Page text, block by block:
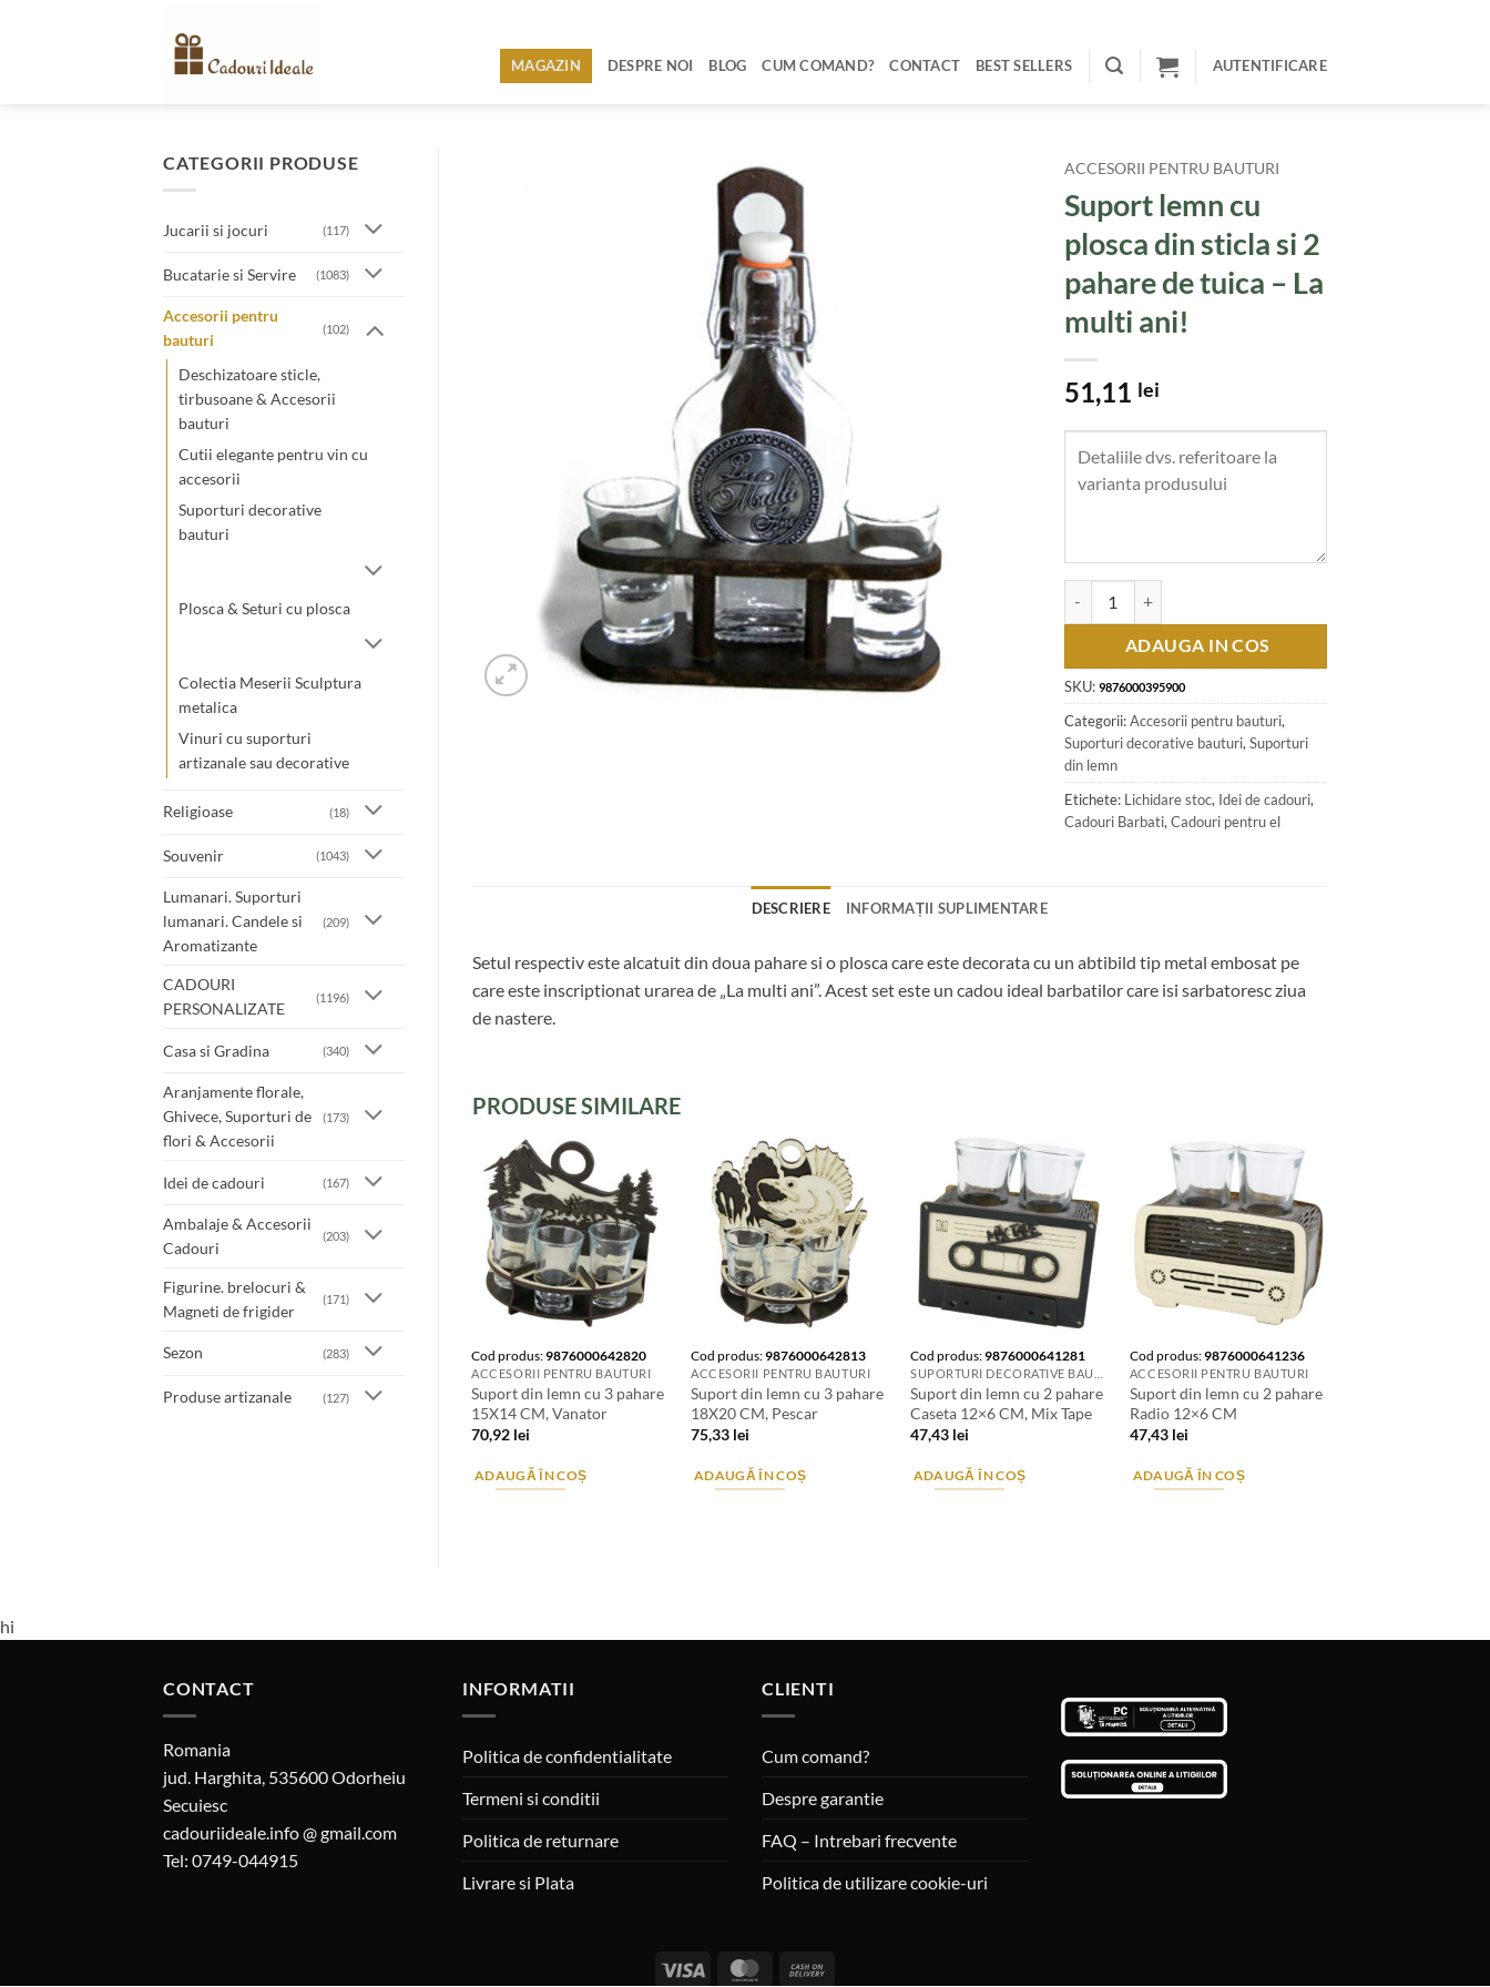
MAGAZIN DESPRE NOI BLOG CUM COMAND? CONTACT BEST SELLERS AUTENTIFICARE
CATEGORII PRODUSE
Jucarii si jocuri (117)
Bucatarie si Servire (1083)
Accesorii pentru
bauturi
(102)
Deschizatoare sticle,
tirbusoane & Accesorii
bauturi
Cutii elegante pentru vin cu
accesorii
Suporturi decorative
bauturi
Plosca & Seturi cu plosca
Colectia Meserii Sculptura
metalica
Vinuri cu suporturi
artizanale sau decorative
Religioase (18)
Souvenir (1043)
Lumanari. Suporturi
lumanari. Candele si
Aromatizante
(209)
CADOURI
PERSONALIZATE
(1196)
Casa si Gradina (340)
Aranjamente florale,
Ghivece, Suporturi de
flori & Accesorii
(173)
Idei de cadouri (167)
Ambalaje & Accesorii
Cadouri
(203)
Figurine. brelocuri &
Magneti de frigider
(171)
Sezon (283)
Produse artizanale (127)
ACCESORII PENTRU BAUTURI
Suport lemn cu
plosca din sticla si 2
pahare de tuica – La
multi ani!
51,11 lei
ADAUGA IN COS
SKU: 9876000395900
Categorii:Accesorii pentru bauturi,
Suporturi decorative bauturi,Suporturi
din lemn
Etichete: Lichidare stoc, Idei de cadouri,
Cadouri Barbati,Cadouri pentru el
DESCRIERE INFORMAȚII SUPLIMENTARE
Setul respectiv este alcatuit din doua pahare si o plosca care este decorata cu un abtibild tip metal embosat pe
care este inscriptionat urarea de „La multi ani”. Acest set este un cadou ideal barbatilor care isi sarbatoresc ziua
de nastere.
PRODUSE SIMILARE
Cod produs:9876000642820
ACCESORII PENTRU BAUTURI
Suport din lemn cu 3 pahare
15X14 CM, Vanator
70,92 lei
ADAUGĂ ÎN COȘ
Cod produs:9876000642813
ACCESORII PENTRU BAUTURI
Suport din lemn cu 3 pahare
18X20 CM, Pescar
75,33 lei
ADAUGĂ ÎN COȘ
Cod produs:9876000641281
Suport din lemn cu 2 pahare
Caseta 12×6 CM, Mix Tape
47,43 lei
ADAUGĂ ÎN COȘ
Cod produs:9876000641236
ACCESORII PENTRU BAUTURI
Suport din lemn cu 2 pahare
Radio 12×6 CM
47,43 lei
ADAUGĂ ÎN COȘ
hi
CONTACT
Romania
jud. Harghita, 535600 Odorheiu
Secuiesc
cadouriideale.info @ gmail.com
Tel: 0749-044915
INFORMATII
Politica de confidentialitate
Termeni si conditii
Politica de returnare
Livrare si Plata
CLIENTI
Cum comand?
Despre garantie
FAQ – Intrebari frecvente
Politica de utilizare cookie-uri
Visa MasterCard